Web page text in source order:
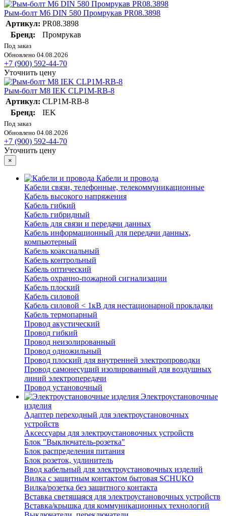
Рым-болт М6 DIN 580 Промрукав PR08.3898
Артикул: PR08.3898
Бренд:
Промрукав
Под заказ
Обновлено 04.08.2026
+7 (900) 592-44-70
Уточнить цену
Рым-болт М8 IEK CLP1M-RB-8
Артикул: CLP1M-RB-8
Бренд:
IEK
Под заказ
Обновлено 04.08.2026
+7 (900) 592-44-70
Уточнить цену
×
Кабели и провода
Кабели связи, телефонные, телекоммуникационные
Кабель высокого напряжения
Кабель гибкий
Кабель гибридный
Кабель для связи и передачи данных
Кабель информационный для передачи данных,
компьютерный
Кабель коаксиальный
Кабель контрольный
Кабель оптический
Кабель охранно-пожарной сигнализации
Кабель плоский
Кабель силовой
Кабель силовой < 1кВ для нестационарной прокладки
Кабель термопарный
Провод акустический
Провод гибкий
Провод неизолированный
Провод одножильный
Провод плоский для внутренней электропроводки
Провод самонесущий изолированный для воздушных
линий электропередачи
Провод установочный
Электроустановочные
изделия
Адаптер переходный для электроустановочных
устройств
Аксессуары для электроустановочных устройств
Блок "Выключатель-розетка"
Блок распределения питания
Блок розеток, удлинитель
Ввод кабельный для электроустановочных изделий
Вилка с защитным контактом бытовая SCHUKO
Вилка/розетка без защитного контакта
Вставка светящаяся для электроустановочных устройств
Вставка/крышка для коммуникационных технологий